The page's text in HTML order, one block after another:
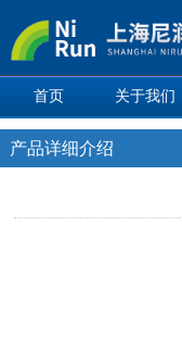
首页 关于我们
产品详细介绍